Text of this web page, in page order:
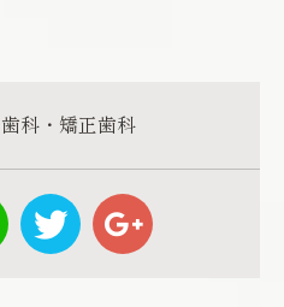
科・矯正歯科